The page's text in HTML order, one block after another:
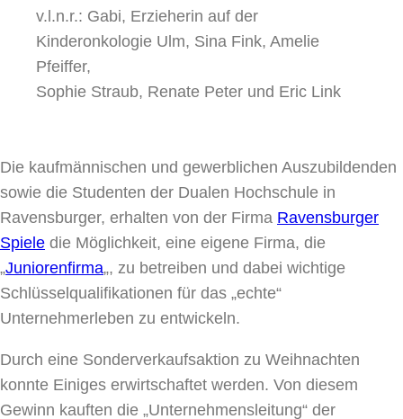
v.l.n.r.: Gabi, Erzieherin auf der
Kinderonkologie Ulm, Sina Fink, Amelie
Pfeiffer,
Sophie Straub, Renate Peter und Eric Link
Die kaufmännischen und gewerblichen Auszubildenden
sowie die Studenten der Dualen Hochschule in
Ravensburger, erhalten von der Firma Ravensburger
Spiele die Möglichkeit, eine eigene Firma, die
„Juniorenfirma„, zu betreiben und dabei wichtige
Schlüsselqualifikationen für das „echte“
Unternehmerleben zu entwickeln.
Durch eine Sonderverkaufsaktion zu Weihnachten
konnte Einiges erwirtschaftet werden. Von diesem
Gewinn kauften die „Unternehmensleitung“ der